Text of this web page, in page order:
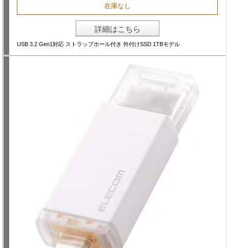
在庫なし
詳細はこちら
USB 3.2 Gen1対応 ストラップホール付き 外付けSSD 1TBモデル